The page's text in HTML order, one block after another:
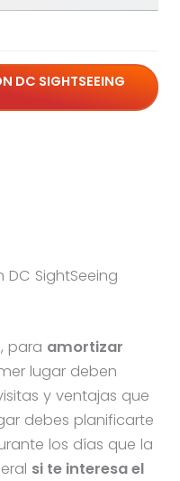
DC SIGHTSEEING
SightSeeing
para amortizar
lugar deben
y ventajas que
debes planificarte
los días que la
si te interesa el